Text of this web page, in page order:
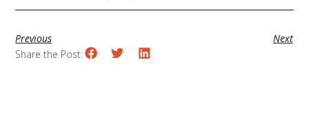
Previous
Next
Share the Post: